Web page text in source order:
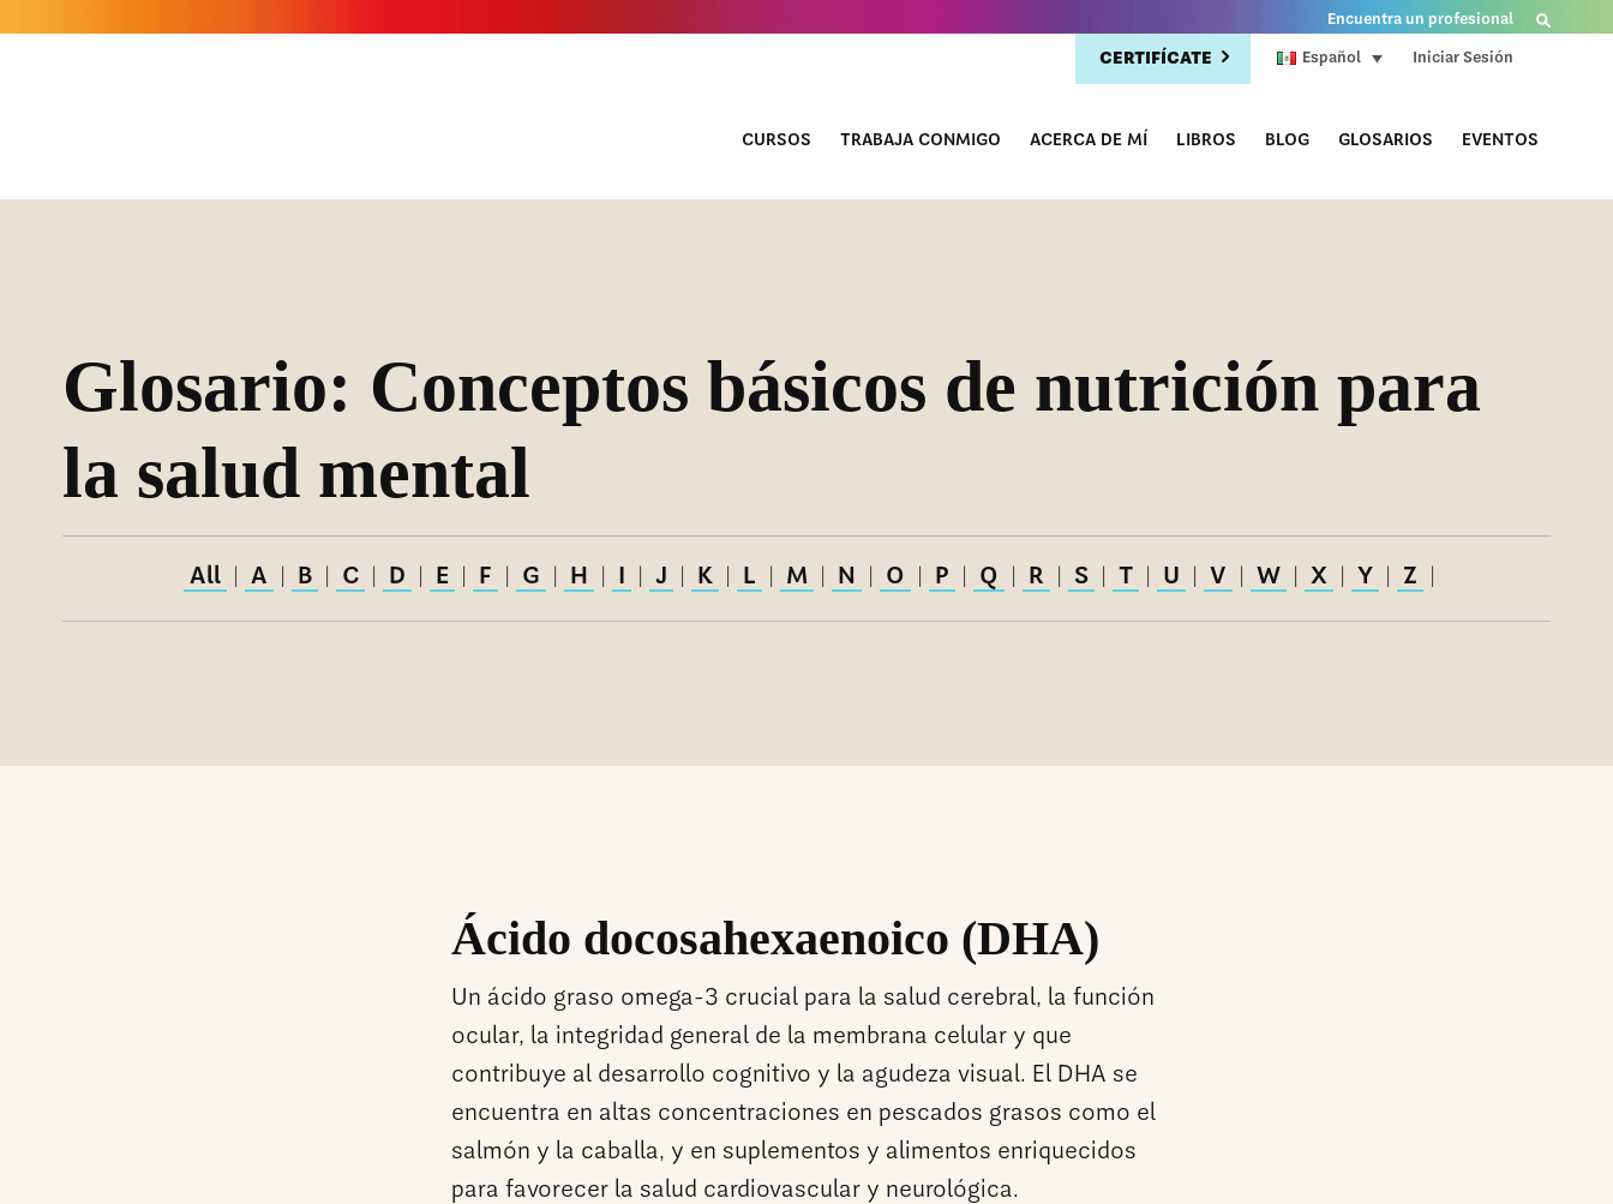
Encuentra un profesional
Español Iniciar Sesión
CURSOS TRABAJA CONMIGO ACERCA DE MÍ LIBROS BLOG GLOSARIOS EVENTOS
CERTIFÍCATE
Glosario: Conceptos básicos de nutrición para
la salud mental
All A B C D E F G H I J K L M N O P Q R S T U V W X Y Z
Ácido docosahexaenoico (DHA)
Un ácido graso omega-3 crucial para la salud cerebral, la función
ocular, la integridad general de la membrana celular y que
contribuye al desarrollo cognitivo y la agudeza visual. El DHA se
encuentra en altas concentraciones en pescados grasos como el
salmón y la caballa, y en suplementos y alimentos enriquecidos
para favorecer la salud cardiovascular y neurológica.